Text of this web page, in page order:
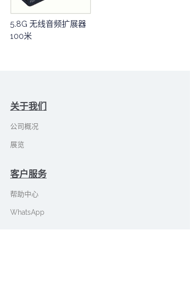
5.8G 无线音频扩展器
100米
关于我们
公司概况
展览
客户服务
帮助中心
WhatsApp
CN